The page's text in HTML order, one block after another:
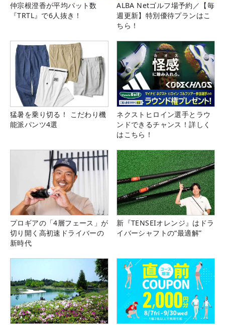
仲宗根澄香が平均パット数
『TRTL』で6人抜き！
ALBA Netゴルフ場予約／【毎
週更新】特別優待プランはこ
ちら！
猛暑を乗り切る！ こだわり機
能派パンツ4選
ネクストヒロイン選手とラウ
ンドできるチャンス！詳しく
はこちら！
プロギアの「4層フェース」が
切り開く高初速ドライバーの
新時代
新『TENSEIオレンジ』はドラ
イバーシャフトの“最適解”